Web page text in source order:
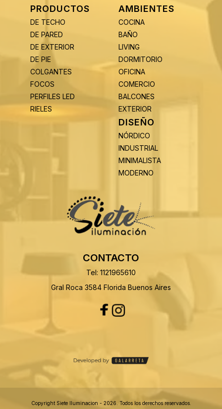
PRODUCTOS
DE TECHO
DE PARED
DE EXTERIOR
DE PIE
COLGANTES
FOCOS
PERFILES LED
RIELES
AMBIENTES
COCINA
BAÑO
LIVING
DORMITORIO
OFICINA
COMERCIO
BALCONES
EXTERIOR
DISEÑO
NÓRDICO
INDUSTRIAL
MINIMALISTA
MODERNO
CONTACTO
Tel: 1121965610
Gral Roca 3584 Florida Buenos Aires
Copyright Siete Iluminacion - 2026. Todos los derechos reservados.